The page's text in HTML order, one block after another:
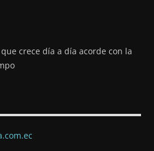
crece día a día acorde con la